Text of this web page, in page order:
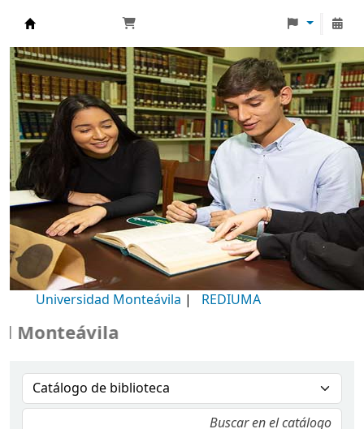
Biblioteca Universidad Monteávila
Universidad Monteávila | REDIUMA